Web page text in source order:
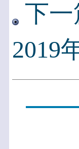
下
2019